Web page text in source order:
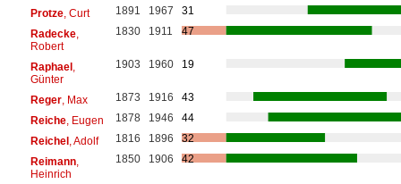
Protze, Curt 1891 1967
31
Radecke,
Robert
1830 1911 47
Raphael,
Günter
1903 1960 19
Reger, Max 1873 1916
43
Reiche, Eugen 1878 1946
44
Reichel, Adolf 1816 1896
32
Reimann,
Heinrich
1850 1906 42